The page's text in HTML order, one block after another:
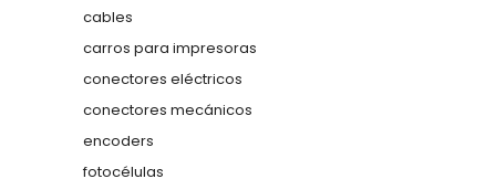
cables
carros para impresoras
conectores eléctricos
conectores mecánicos
encoders
fotocélulas